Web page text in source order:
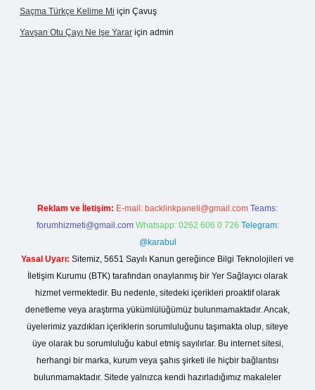
Saçma Türkçe Kelime Mi için Çavuş
Yavşan Otu Çayı Ne Işe Yarar için admin
Reklam ve İletişim: E-mail: backlinkpaneli@gmail.com Teams:
forumhizmeti@gmail.com Whatsapp: 0262 606 0 726 Telegram:
@karabul
Yasal Uyarı: Sitemiz, 5651 Sayılı Kanun gereğince Bilgi Teknolojileri ve
İletişim Kurumu (BTK) tarafından onaylanmış bir Yer Sağlayıcı olarak
hizmet vermektedir. Bu nedenle, sitedeki içerikleri proaktif olarak
denetleme veya araştırma yükümlülüğümüz bulunmamaktadır. Ancak,
üyelerimiz yazdıkları içeriklerin sorumluluğunu taşımakta olup, siteye
üye olarak bu sorumluluğu kabul etmiş sayılırlar. Bu internet sitesi,
herhangi bir marka, kurum veya şahıs şirketi ile hiçbir bağlantısı
bulunmamaktadır. Sitede yalnızca kendi hazırladığımız makaleler